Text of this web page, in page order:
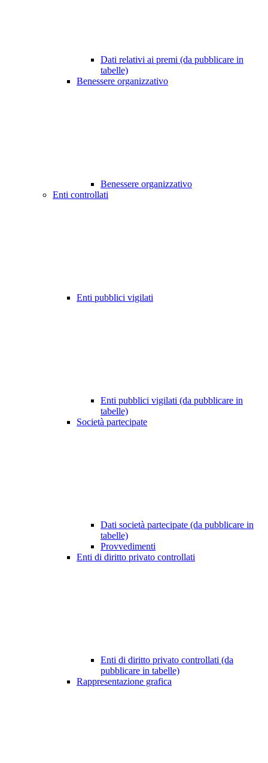
Dati relativi ai premi (da pubblicare in
tabelle)
Benessere organizzativo
Benessere organizzativo
Enti controllati
Enti pubblici vigilati
Enti pubblici vigilati (da pubblicare in
tabelle)
Società partecipate
Dati società partecipate (da pubblicare in
tabelle)
Provvedimenti
Enti di diritto privato controllati
Enti di diritto privato controllati (da
pubblicare in tabelle)
Rappresentazione grafica